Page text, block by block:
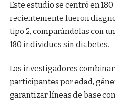
Este estudio se centró en
recientemente fueron
tipo 2, comparándolas con
180 individuos sin diabetes.
Los investigadores
participantes por edad,
garantizar líneas de base